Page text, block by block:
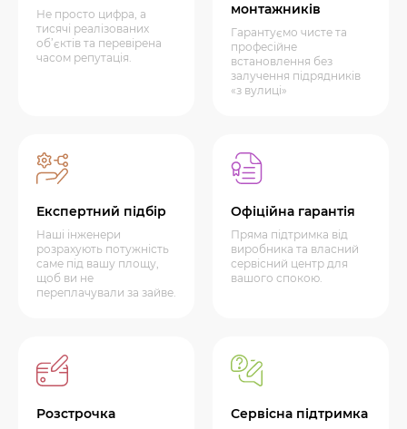
Не просто цифра, а
тисячі реалізованих
об’єктів та перевірена
часом репутація.
монтажників
Гарантуємо чисте та
професійне
встановлення без
залучення підрядників
«з вулиці»
Експертний підбір
Наші інженери
розрахують потужність
саме під вашу площу,
щоб ви не
переплачували за зайве.
Офіційна гарантія
Пряма підтримка від
виробника та власний
сервісний центр для
вашого спокою.
Розстрочка Сервісна підтримка